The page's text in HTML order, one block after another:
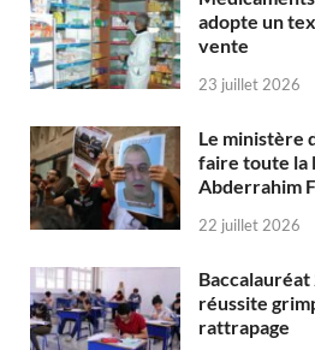
adopte un
vente
23 juillet 2026
Le ministère
faire toute la
Abderrahim
22 juillet 2026
Baccalauréat
réussite
rattrapage